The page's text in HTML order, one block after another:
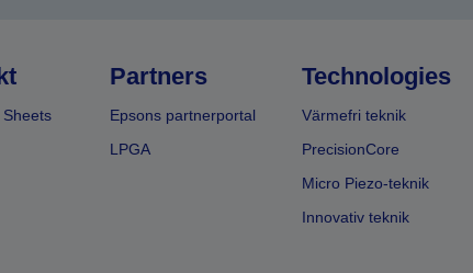
Partners
Epsons partnerportal
LPGA
Technologies
Värmefri teknik
PrecisionCore
Micro Piezo-teknik
Innovativ teknik